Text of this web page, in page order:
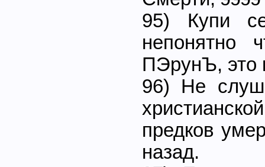
95) Купи
непонятно
ПЭрунЪ, это
96) Не
предков
назад.